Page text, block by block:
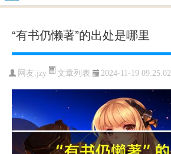
“有书仍懒著”的出处是哪里
网友:jzy 文章列表 2024-11-19 09:25:02